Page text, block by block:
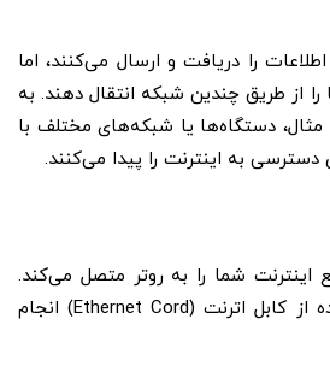
را دریافت و ارسال می‌کنند، اما
را از طریق چندین شبکه انتقال دهند. به
دستگاه‌ها یا شبکه‌های مختلف با
دسترسی به اینترنت را پیدا می‌کنند.
اینترنت شما را به روتر متصل می‌کند.
این کار معمولاً با استفاده از کابل اترنت (Ethernet Cord) انجام